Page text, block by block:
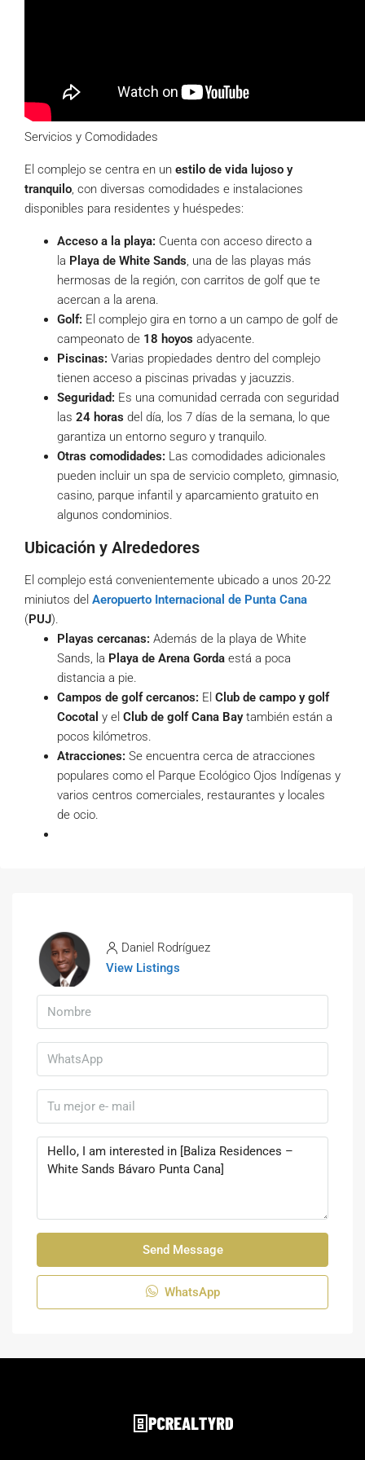
Servicios y Comodidades
El complejo se centra en un estilo de vida lujoso y
tranquilo, con diversas comodidades e instalaciones
disponibles para residentes y huéspedes:
Acceso a la playa: Cuenta con acceso directo a
la Playa de White Sands, una de las playas más
hermosas de la región, con carritos de golf que te
acercan a la arena.
Golf: El complejo gira en torno a un campo de golf de
campeonato de 18 hoyos adyacente.
Piscinas: Varias propiedades dentro del complejo
tienen acceso a piscinas privadas y jacuzzis.
Seguridad: Es una comunidad cerrada con seguridad
las 24 horas del día, los 7 días de la semana, lo que
garantiza un entorno seguro y tranquilo.
Otras comodidades: Las comodidades adicionales
pueden incluir un spa de servicio completo, gimnasio,
casino, parque infantil y aparcamiento gratuito en
algunos condominios.
Ubicación y Alrededores
El complejo está convenientemente ubicado a unos 20-22
miniutos del Aeropuerto Internacional de Punta Cana
(PUJ).
Playas cercanas: Además de la playa de White
Sands, la Playa de Arena Gorda está a poca
distancia a pie.
Campos de golf cercanos: El Club de campo y golf
Cocotal y el Club de golf Cana Baytambién están a
pocos kilómetros.
Atracciones: Se encuentra cerca de atracciones
populares como el Parque Ecológico Ojos Indígenas y
varios centros comerciales, restaurantes y locales
de ocio.
Daniel Rodríguez
View Listings
Send Message
WhatsApp